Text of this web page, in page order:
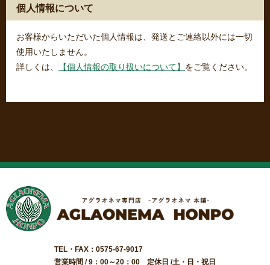
個人情報について
お客様からいただいた個人情報は、発送とご連絡以外には一切
使用いたしません。
詳しくは、
【個人情報の取り扱いについて】 をご覧ください。
TEL・FAX：0575-67-9017
営業時間 / 9：00～20：00 定休日 /土・日・祝日